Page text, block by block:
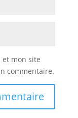
et mon site
commentaire.